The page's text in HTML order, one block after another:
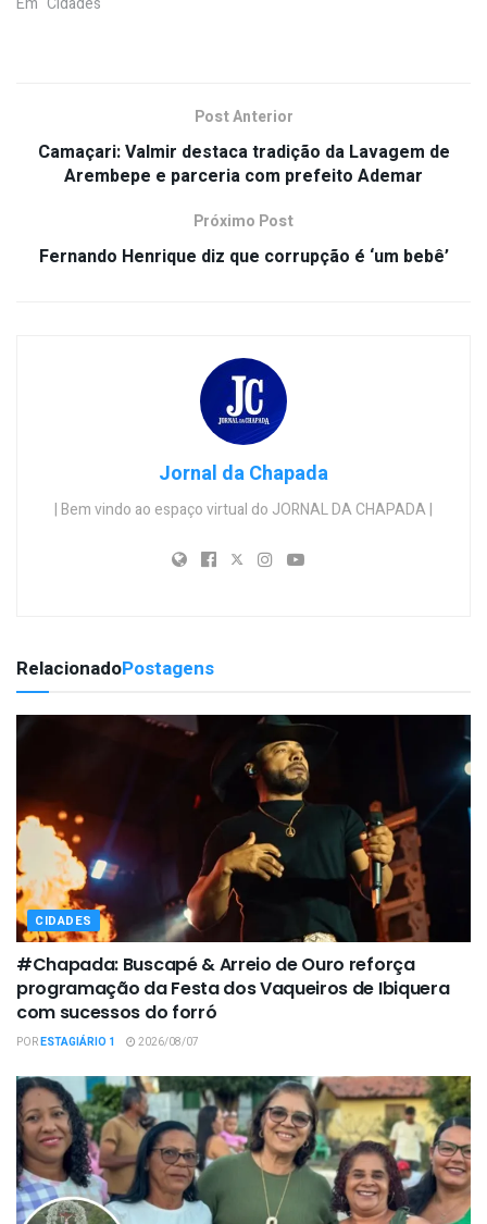
Post Anterior
Camaçari: Valmir destaca tradição da Lavagem de
Arembepe e parceria com prefeito Ademar
Próximo Post
Fernando Henrique diz que corrupção é ‘um bebê’
Jornal da Chapada
| Bem vindo ao espaço virtual do JORNAL DA CHAPADA |
RelacionadoPostagens
CIDADES
#Chapada: Buscapé & Arreio de Ouro reforça
programação da Festa dos Vaqueiros de Ibiquera
com sucessos do forró
PORESTAGIÁRIO 1 2026/08/07